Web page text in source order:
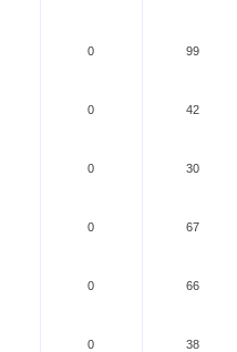
0
99
0
42
0
30
0
67
0
66
0
38